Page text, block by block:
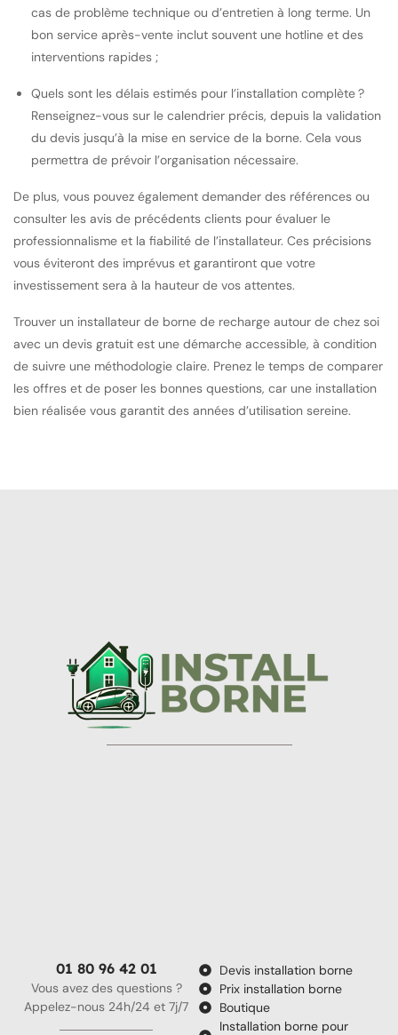
cas de problème technique ou d’entretien à long terme. Un
bon service après-vente inclut souvent une hotline et des
interventions rapides ;
Quels sont les délais estimés pour l’installation complète ?
Renseignez-vous sur le calendrier précis, depuis la validation
du devis jusqu’à la mise en service de la borne. Cela vous
permettra de prévoir l’organisation nécessaire.
De plus, vous pouvez également demander des références ou
consulter les avis de précédents clients pour évaluer le
professionnalisme et la fiabilité de l’installateur. Ces précisions
vous éviteront des imprévus et garantiront que votre
investissement sera à la hauteur de vos attentes.
Trouver un installateur de borne de recharge autour de chez soi
avec un devis gratuit est une démarche accessible, à condition
de suivre une méthodologie claire. Prenez le temps de comparer
les offres et de poser les bonnes questions, car une installation
bien réalisée vous garantit des années d’utilisation sereine.
01 80 96 42 01
Vous avez des questions ?
Appelez-nous 24h/24 et 7j/7
Devis installation borne
Prix installation borne
Boutique
Installation borne pour